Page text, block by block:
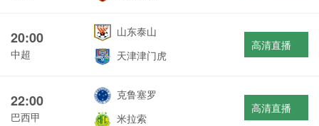
20:00
中超
山东泰山
天津津门虎
高清直播
22:00
巴西甲
克鲁塞罗
米拉索
高清直播